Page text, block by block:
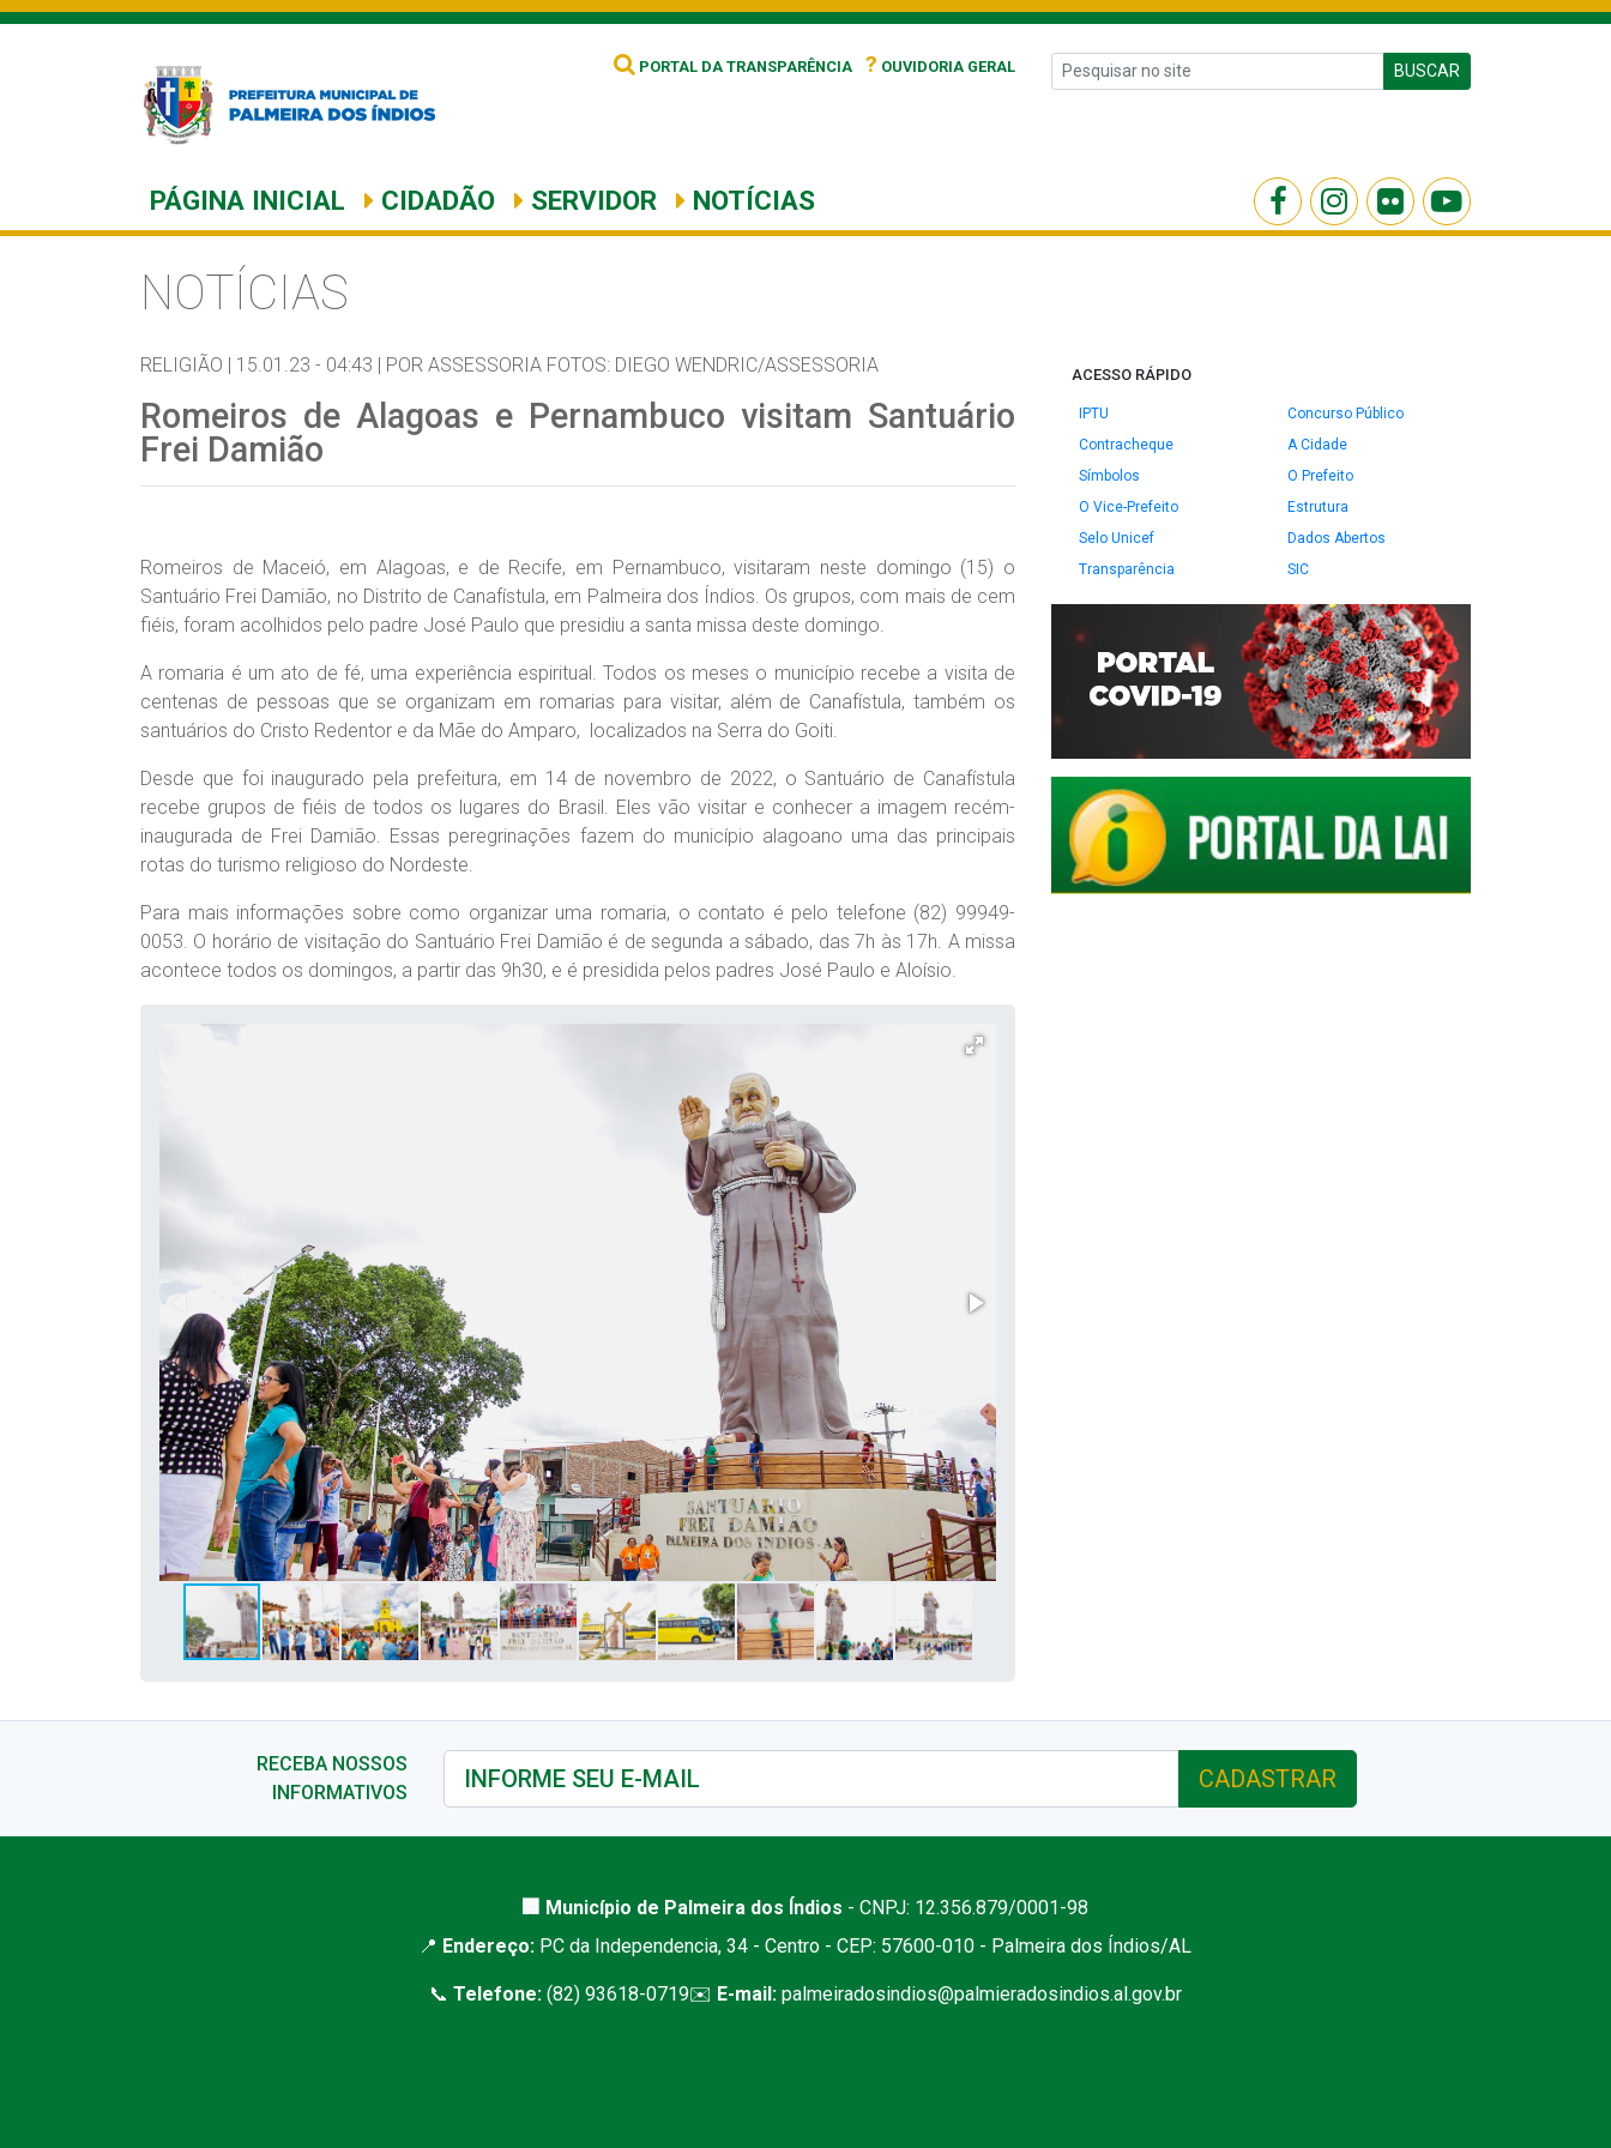
PORTAL DA TRANSPARÊNCIA ? OUVIDORIA GERAL BUSCAR
PÁGINA INICIAL CIDADÃO SERVIDOR NOTÍCIAS
NOTÍCIAS
RELIGIÃO | 15.01.23 - 04:43 | POR ASSESSORIA FOTOS: DIEGO WENDRIC/ASSESSORIA
Romeiros de Alagoas e Pernambuco visitam Santuário
Frei Damião
Romeiros de Maceió, em Alagoas, e de Recife, em Pernambuco, visitaram neste domingo (15) o
Santuário Frei Damião, no Distrito de Canafístula, em Palmeira dos Índios. Os grupos, com mais de cem
fiéis, foram acolhidos pelo padre José Paulo que presidiu a santa missa deste domingo.
A romaria é um ato de fé, uma experiência espiritual. Todos os meses o município recebe a visita de
centenas de pessoas que se organizam em romarias para visitar, além de Canafístula, também os
santuários do Cristo Redentor e da Mãe do Amparo, localizados na Serra do Goiti.
Desde que foi inaugurado pela prefeitura, em 14 de novembro de 2022, o Santuário de Canafístula
recebe grupos de fiéis de todos os lugares do Brasil. Eles vão visitar e conhecer a imagem recém-
inaugurada de Frei Damião. Essas peregrinações fazem do município alagoano uma das principais
rotas do turismo religioso do Nordeste.
Para mais informações sobre como organizar uma romaria, o contato é pelo telefone (82) 99949-
0053. O horário de visitação do Santuário Frei Damião é de segunda a sábado, das 7h às 17h. A missa
acontece todos os domingos, a partir das 9h30, e é presidida pelos padres José Paulo e Aloísio.
ACESSO RÁPIDO
IPTU
Concurso Público
Contracheque
A Cidade
Símbolos
O Prefeito
O Vice-Prefeito
Estrutura
Selo Unicef
Dados Abertos
Transparência
SIC
RECEBA NOSSOS
INFORMATIVOS
CADASTRAR
🏢 Município de Palmeira dos Índios - CNPJ: 12.356.879/0001-98
📍 Endereço: PC da Independencia, 34 - Centro - CEP: 57600-010 - Palmeira dos Índios/AL
📞 Telefone:(82) 93618-0719✉️ E-mail: palmeiradosindios@palmieradosindios.al.gov.br